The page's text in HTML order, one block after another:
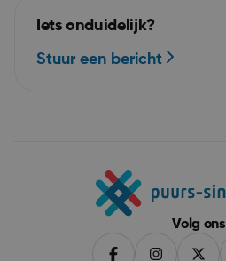
Iets onduidelijk?
Stuur een bericht
Volg ons